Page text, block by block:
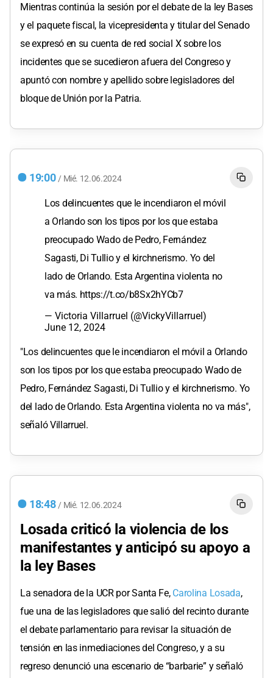
Mientras continúa la sesión por el debate de la ley Bases
y el paquete fiscal, la vicepresidenta y titular del Senado
se expresó en su cuenta de red social X sobre los
incidentes que se sucedieron afuera del Congreso y
apuntó con nombre y apellido sobre legisladores del
bloque de Unión por la Patria.
19:00 / Mié. 12.06.2024
Los delincuentes que le incendiaron el móvil
a Orlando son los tipos por los que estaba
preocupado Wado de Pedro, Fernández
Sagasti, Di Tullio y el kirchnerismo. Yo del
lado de Orlando. Esta Argentina violenta no
va más. https://t.co/b8Sx2hYCb7
— Victoria Villarruel (@VickyVillarruel)
June 12, 2024
"Los delincuentes que le incendiaron el móvil a Orlando
son los tipos por los que estaba preocupado Wado de
Pedro, Fernández Sagasti, Di Tullio y el kirchnerismo. Yo
del lado de Orlando. Esta Argentina violenta no va más",
señaló Villarruel.
18:48 / Mié. 12.06.2024
Losada criticó la violencia de los
manifestantes y anticipó su apoyo a
la ley Bases
La senadora de la UCR por Santa Fe, Carolina Losada,
fue una de las legisladores que salió del recinto durante
el debate parlamentario para revisar la situación de
tensión en las inmediaciones del Congreso, y a su
regreso denunció una escenario de “barbarie” y señaló